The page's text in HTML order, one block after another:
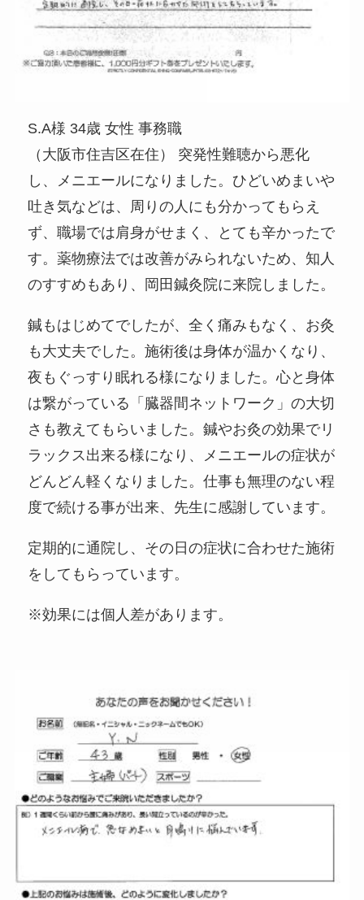
S.A様 34歳 女性 事務職
（大阪市住吉区在住） 突発性難聴から悪化
し、メニエールになりました。ひどいめまいや
吐き気などは、周りの人にも分かってもらえ
ず、職場では肩身がせまく、とても辛かったで
す。薬物療法では改善がみられないため、知人
のすすめもあり、岡田鍼灸院に来院しました。
鍼もはじめてでしたが、全く痛みもなく、お灸
も大丈夫でした。施術後は身体が温かくなり、
夜もぐっすり眠れる様になりました。心と身体
は繋がっている「臓器間ネットワーク」の大切
さも教えてもらいました。鍼やお灸の効果でリ
ラックス出来る様になり、メニエールの症状が
どんどん軽くなりました。仕事も無理のない程
度で続ける事が出来、先生に感謝しています。
定期的に通院し、その日の症状に合わせた施術
をしてもらっています。
※効果には個人差があります。